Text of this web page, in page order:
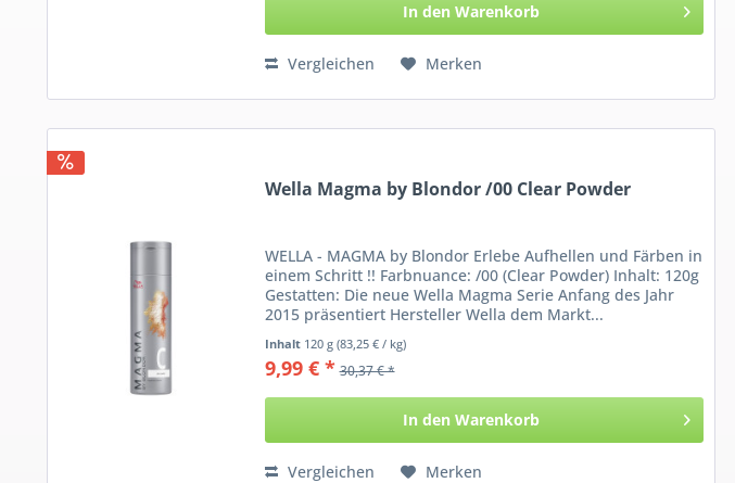
In den Warenkorb
Vergleichen Merken
Wella Magma by Blondor /00 Clear Powder
WELLA - MAGMA by Blondor Erlebe Aufhellen und Färben in
einem Schritt !! Farbnuance: /00 (Clear Powder) Inhalt: 120g
Gestatten: Die neue Wella Magma Serie Anfang des Jahr
2015 präsentiert Hersteller Wella dem Markt...
Inhalt 120 g (83,25 € / kg)
9,99 € * 30,37 € *
In den Warenkorb
Vergleichen Merken